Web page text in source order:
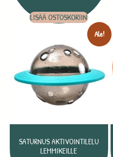
LISÄÄ OSTOSKORIIN
Ale!
SATURNUS AKTIVOINTILELU
LEMMIKEILLE